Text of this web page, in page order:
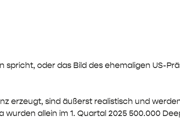
oder das Bild des ehemaligen US-
erzeugt, sind äußerst realistisch und
allein im 1. Quartal 2025 500.000